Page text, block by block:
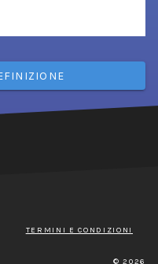
TERMINI E CONDIZIONI
© 2026